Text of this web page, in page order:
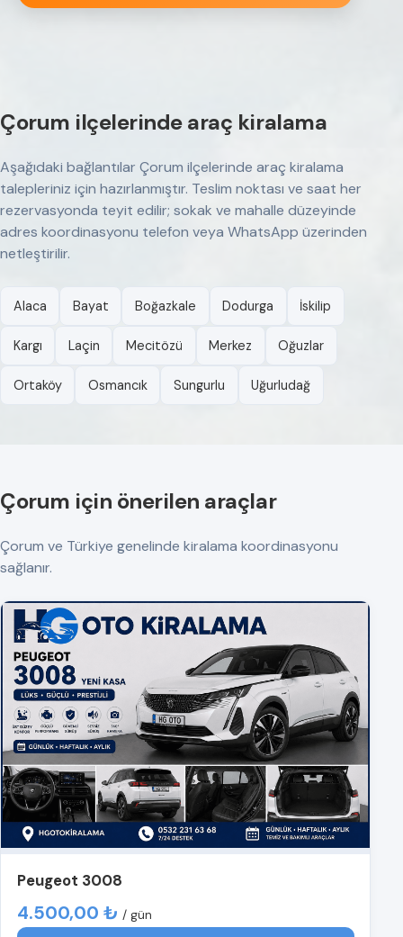
Çorum ilçelerinde araç kiralama
Aşağıdaki bağlantılar Çorum ilçelerinde araç kiralama
talepleriniz için hazırlanmıştır. Teslim noktası ve saat her
rezervasyonda teyit edilir; sokak ve mahalle düzeyinde
adres koordinasyonu telefon veya WhatsApp üzerinden
netleştirilir.
Alaca Bayat Boğazkale Dodurga İskilip
Kargı Laçin Mecitözü Merkez Oğuzlar
Ortaköy Osmancık Sungurlu Uğurludağ
Çorum için önerilen araçlar
Çorum ve Türkiye genelinde kiralama koordinasyonu
sağlanır.
Peugeot 3008
4.500,00 ₺ / gün